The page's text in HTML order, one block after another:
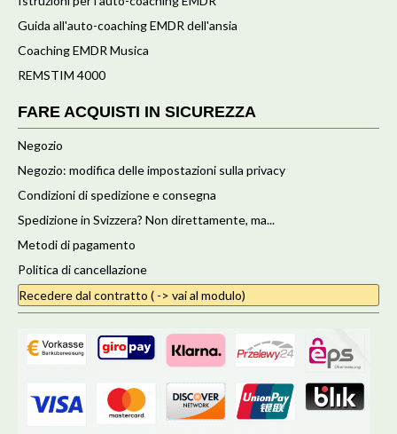
Guida all'auto-coaching EMDR dell'ansia
Coaching EMDR Musica
REMSTIM 4000
FARE ACQUISTI IN SICUREZZA
Negozio
Negozio: modifica delle impostazioni sulla privacy
Condizioni di spedizione e consegna
Spedizione in Svizzera? Non direttamente, ma...
Metodi di pagamento
Politica di cancellazione
Recedere dal contratto ( -> vai al modulo)